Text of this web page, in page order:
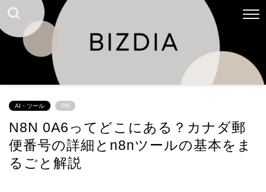
AI・ツール PR
N8N 0A6ってどこにある？カナダ郵
便番号の詳細とn8nツールの基本をま
るごと解説